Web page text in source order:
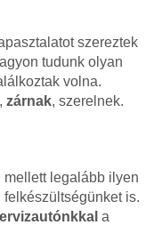
szereztek
tudunk olyan
volna.
zárnak, szerelnek.
legalább ilyen
is.
a